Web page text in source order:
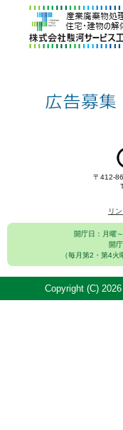
〒412-
リ
開庁日：月曜
開
（毎月第2・第4
Copyright (C)